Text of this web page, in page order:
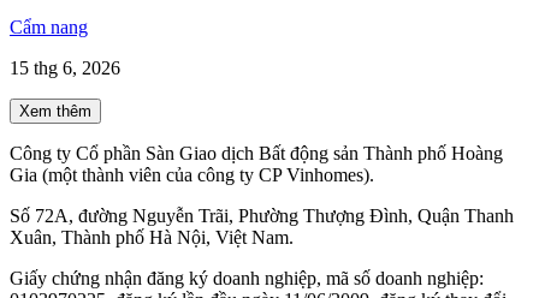
Cẩm nang
15 thg 6, 2026
Xem thêm
Công ty Cổ phần Sàn Giao dịch Bất động sản Thành phố Hoàng
Gia (một thành viên của công ty CP Vinhomes).
Số 72A, đường Nguyễn Trãi, Phường Thượng Đình, Quận Thanh
Xuân, Thành phố Hà Nội, Việt Nam.
Giấy chứng nhận đăng ký doanh nghiệp, mã số doanh nghiệp: